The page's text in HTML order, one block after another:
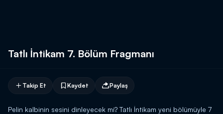
Tatlı İntikam 7. Bölüm Fragmanı
Takip Et Kaydet Paylaş
Pelin kalbinin sesini dinleyecek mi? Tatlı İntikam yeni bölümüyle 7